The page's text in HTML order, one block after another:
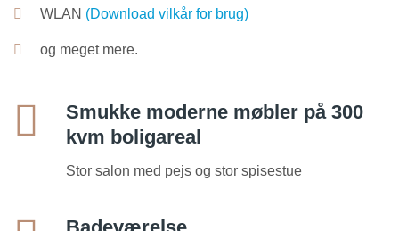
WLAN (Download vilkår for brug)
og meget mere.
Smukke moderne møbler på 300
kvm boligareal
Stor salon med pejs og stor spisestue